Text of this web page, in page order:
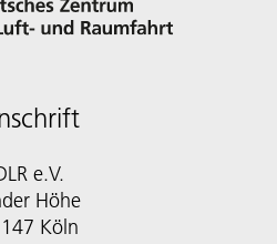
e.V.
Höhe
Köln